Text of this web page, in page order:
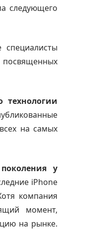
следующего
на самых
у
iPhone
компания
момент,
на рынке.